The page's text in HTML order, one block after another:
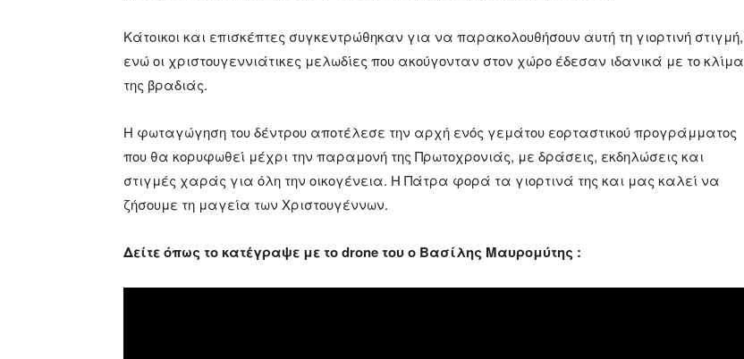
Κάτοικοι και επισκέπτες συγκεντρώθηκαν για να παρακολουθήσουν αυτή τη γιορτινή στιγμή,
ενώ οι χριστουγεννιάτικες μελωδίες που ακούγονταν στον χώρο έδεσαν ιδανικά με το κλίμα
της βραδιάς.
Η φωταγώγηση του δέντρου αποτέλεσε την αρχή ενός γεμάτου εορταστικού προγράμματος
που θα κορυφωθεί μέχρι την παραμονή της Πρωτοχρονιάς, με δράσεις, εκδηλώσεις και
στιγμές χαράς για όλη την οικογένεια. Η Πάτρα φορά τα γιορτινά της και μας καλεί να
ζήσουμε τη μαγεία των Χριστουγέννων.
Δείτε όπως το κατέγραψε με το drone του ο Βασίλης Μαυρομύτης :